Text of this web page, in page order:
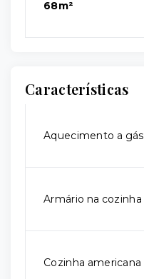
68m²
Características
Aquecimento a gás
Armário na cozinha
Cozinha americana